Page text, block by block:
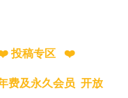
投稿专区 ❤️
费及永久会员 开放